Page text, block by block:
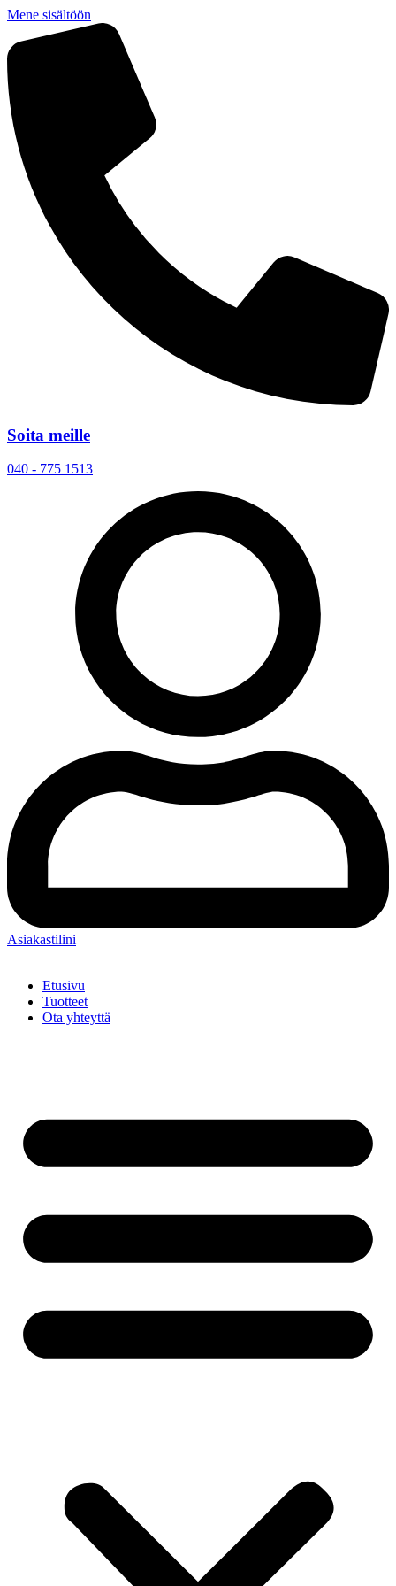
Mene sisältöön
Soita meille
040 - 775 1513
Asiakastilini
Etusivu
Tuotteet
Ota yhteyttä